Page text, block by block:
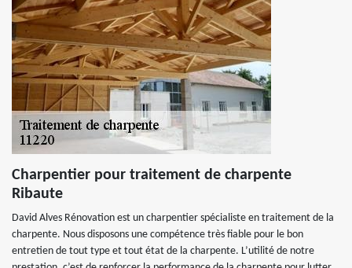
Charpentier pour traitement de charpente
Ribaute
David Alves Rénovation est un charpentier spécialiste en traitement de la
charpente. Nous disposons une compétence très fiable pour le bon
entretien de tout type et tout état de la charpente. L’utilité de notre